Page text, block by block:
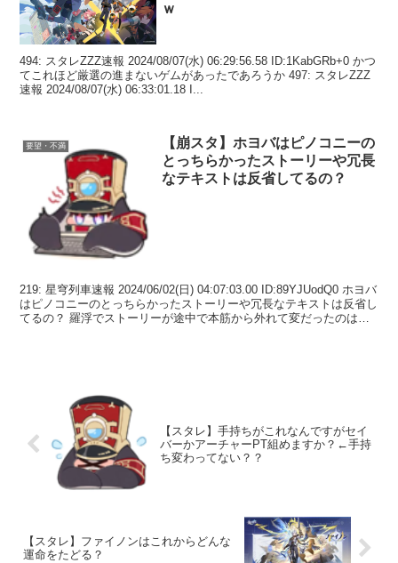
ｗ
494: スタレZZZ速報 2024/08/07(水) 06:29:56.58 ID:1KabGRb+0 かつ
てこれほど厳選の進まないゲムがあったであろうか 497: スタレZZZ
速報 2024/08/07(水) 06:33:01.18 I...
要望・不満
【崩スタ】ホヨバはピノコニーの
とっちらかったストーリーや冗長
なテキストは反省してるの？
219: 星穹列車速報 2024/06/02(日) 04:07:03.00 ID:89YJUodQ0 ホヨバ
はピノコニーのとっちらかったストーリーや冗長なテキストは反省し
てるの？ 羅浮でストーリーが途中で本筋から外れて変だったのはご
【スタレ】手持ちがこれなんですがセイ
バーかアーチャーPT組めますか？←手持
ち変わってない？？
【スタレ】ファイノンはこれからどんな
運命をたどる？